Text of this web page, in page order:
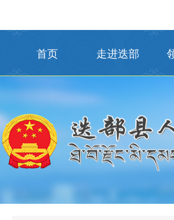
首页 走进迭部